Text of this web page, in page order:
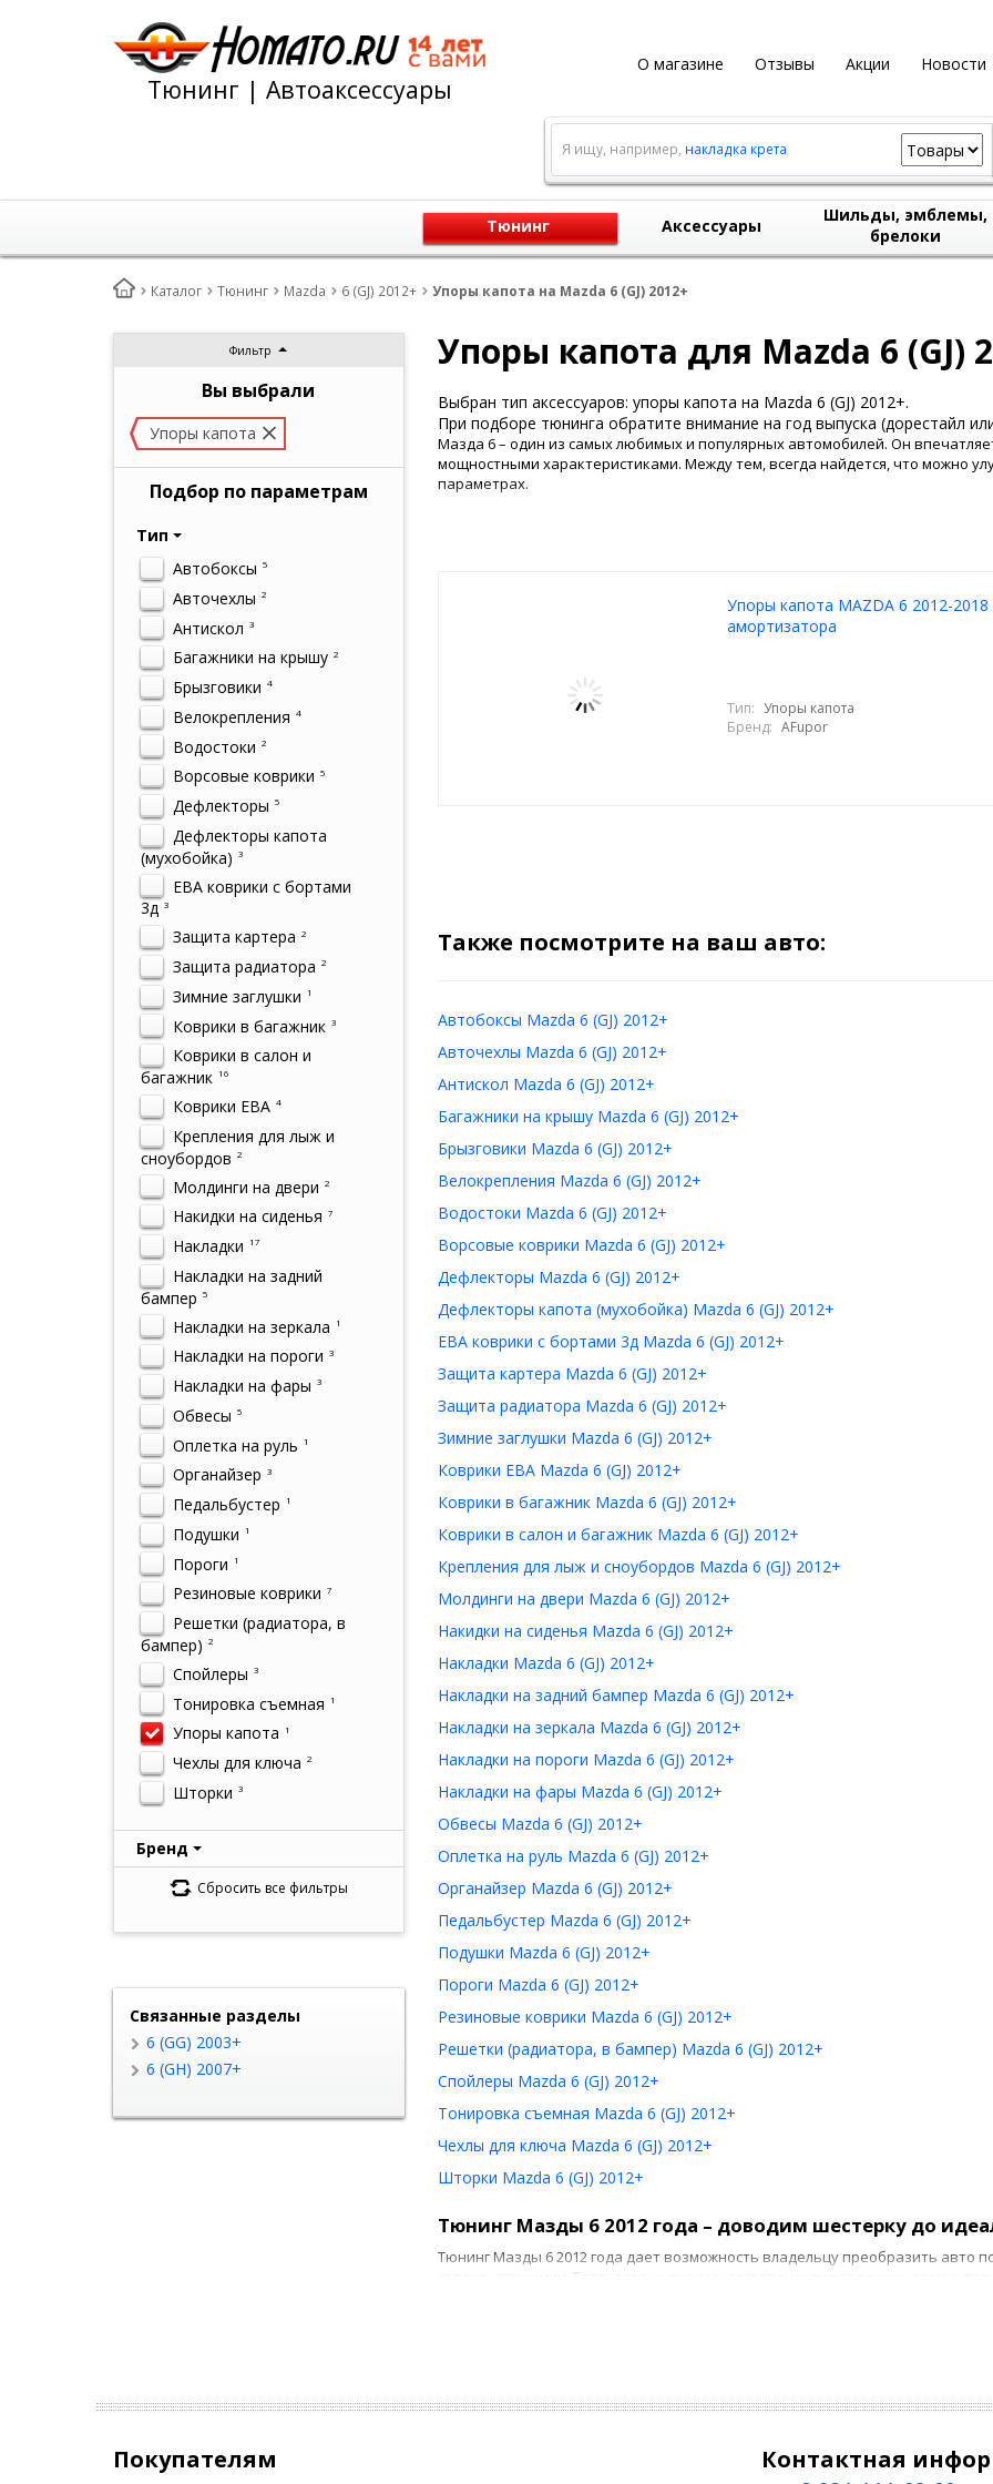
О магазине Отзывы Акции Новости
Тюнинг | Автоаксессуары
Я ищу, например, накладка крета
Тюнинг Аксессуары
Шильды, эмблемы,
брелоки
Каталог Тюнинг Mazda 6 (GJ) 2012+ Упоры капота на Mazda 6 (GJ) 2012+
Фильтр
Вы выбрали
Упоры капота
Подбор по параметрам
Тип
Автобоксы 5
Авточехлы 2
Антискол 3
Багажники на крышу 2
Брызговики 4
Велокрепления 4
Водостоки 2
Ворсовые коврики 5
Дефлекторы 5
Дефлекторы капота
(мухобойка) 3
ЕВА коврики с бортами
3д 3
Защита картера 2
Защита радиатора 2
Зимние заглушки 1
Коврики в багажник 3
Коврики в салон и
багажник 16
Коврики ЕВА 4
Крепления для лыж и
сноубордов 2
Молдинги на двери 2
Накидки на сиденья 7
Накладки 17
Накладки на задний
бампер 5
Накладки на зеркала 1
Накладки на пороги 3
Накладки на фары 3
Обвесы 5
Оплетка на руль 1
Органайзер 3
Педальбустер 1
Подушки 1
Пороги 1
Резиновые коврики 7
Решетки (радиатора, в
бампер) 2
Спойлеры 3
Тонировка съемная 1
Упоры капота 1
Чехлы для ключа 2
Шторки 3
Бренд
Сбросить все фильтры
Связанные разделы
6 (GG) 2003+
6 (GH) 2007+
Упоры капота для Mazda 6 (GJ)
Выбран тип аксессуаров: упоры капота на Mazda 6 (GJ) 2012+.
При подборе тюнинга обратите внимание на год выпуска (дорестайл
Мазда 6 – один из самых любимых и популярных автомобилей. Он
мощностными характеристиками. Между тем, всегда найдется, что можно
параметрах.
Упоры капота MAZDA 6 2012-
амортизатора
Тип: Упоры капота
Бренд: AFupor
Также посмотрите на ваш авто:
Автобоксы Mazda 6 (GJ) 2012+
Авточехлы Mazda 6 (GJ) 2012+
Антискол Mazda 6 (GJ) 2012+
Багажники на крышу Mazda 6 (GJ) 2012+
Брызговики Mazda 6 (GJ) 2012+
Велокрепления Mazda 6 (GJ) 2012+
Водостоки Mazda 6 (GJ) 2012+
Ворсовые коврики Mazda 6 (GJ) 2012+
Дефлекторы Mazda 6 (GJ) 2012+
Дефлекторы капота (мухобойка) Mazda 6 (GJ) 2012+
ЕВА коврики с бортами 3д Mazda 6 (GJ) 2012+
Защита картера Mazda 6 (GJ) 2012+
Защита радиатора Mazda 6 (GJ) 2012+
Зимние заглушки Mazda 6 (GJ) 2012+
Коврики ЕВА Mazda 6 (GJ) 2012+
Коврики в багажник Mazda 6 (GJ) 2012+
Коврики в салон и багажник Mazda 6 (GJ) 2012+
Крепления для лыж и сноубордов Mazda 6 (GJ) 2012+
Молдинги на двери Mazda 6 (GJ) 2012+
Накидки на сиденья Mazda 6 (GJ) 2012+
Накладки Mazda 6 (GJ) 2012+
Накладки на задний бампер Mazda 6 (GJ) 2012+
Накладки на зеркала Mazda 6 (GJ) 2012+
Накладки на пороги Mazda 6 (GJ) 2012+
Накладки на фары Mazda 6 (GJ) 2012+
Обвесы Mazda 6 (GJ) 2012+
Оплетка на руль Mazda 6 (GJ) 2012+
Органайзер Mazda 6 (GJ) 2012+
Педальбустер Mazda 6 (GJ) 2012+
Подушки Mazda 6 (GJ) 2012+
Пороги Mazda 6 (GJ) 2012+
Резиновые коврики Mazda 6 (GJ) 2012+
Решетки (радиатора, в бампер) Mazda 6 (GJ) 2012+
Спойлеры Mazda 6 (GJ) 2012+
Тонировка съемная Mazda 6 (GJ) 2012+
Чехлы для ключа Mazda 6 (GJ) 2012+
Шторки Mazda 6 (GJ) 2012+
Тюнинг Мазды 6 2012 года – доводим шестерку до
Тюнинг Мазды 6 2012 года дает возможность владельцу преобразить авто
салоне, движении. Благодаря широкому ассортименту различных
Создать дополнительный комфорт или наделить авто чем-то совершенно
Шумоизоляция. Первым делом владельцы работают над
Покупателям Контактная